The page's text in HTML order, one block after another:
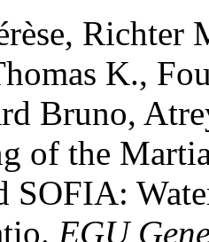
, Richter
K.,
Bruno,
of the
SOFIA:
. EGU